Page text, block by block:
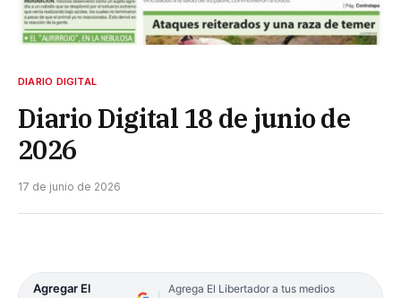
DIARIO DIGITAL
Diario Digital 18 de junio de
2026
17 de junio de 2026
Agregar El
Agrega El Libertador a tus medios